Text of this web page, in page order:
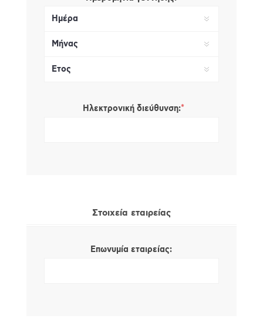
Ηλεκτρονική διεύθυνση:*
Στοιχεία εταιρείας
Επωνυμία εταιρείας: